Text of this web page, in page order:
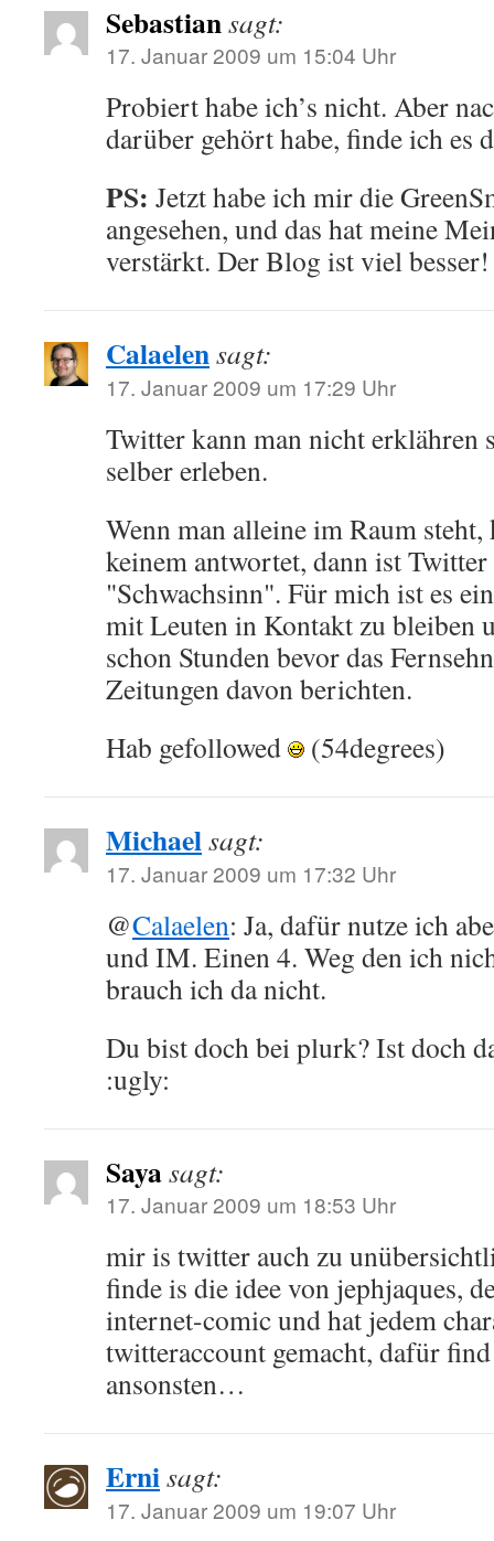
Sebastiansagt:
17. Januar 2009 um 15:04 Uhr
Probiert habe ich’s nicht. Aber
darüber gehört habe, finde ich es
PS: Jetzt habe ich mir die
angesehen, und das hat meine
verstärkt. Der Blog ist viel besser!
Calaelensagt:
17. Januar 2009 um 17:29 Uhr
Twitter kann man nicht erklähren
selber erleben.
Wenn man alleine im Raum
keinem antwortet, dann ist
"Schwachsinn". Für mich ist es
mit Leuten in Kontakt zu bleiben
schon Stunden bevor das
Zeitungen davon berichten.
Hab gefollowed
(54degrees)
Michaelsagt:
17. Januar 2009 um 17:32 Uhr
@Calaelen: Ja, dafür nutze ich
und IM. Einen 4. Weg den ich
brauch ich da nicht.
Du bist doch bei plurk? Ist doch
:ugly:
Sayasagt:
17. Januar 2009 um 18:53 Uhr
mir is twitter auch zu
finde is die idee von jephjaques,
internet-comic und hat jedem
twitteraccount gemacht, dafür
ansonsten…
Ernisagt:
17. Januar 2009 um 19:07 Uhr